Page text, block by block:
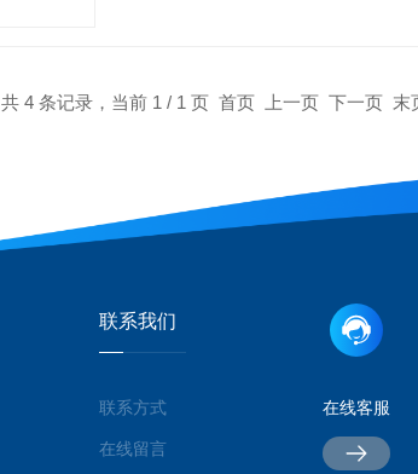
共 4 条记录，当前 1 / 1 页 首页 上一页 下一页 末
联系我们
联系方式
在线留言
在线客服